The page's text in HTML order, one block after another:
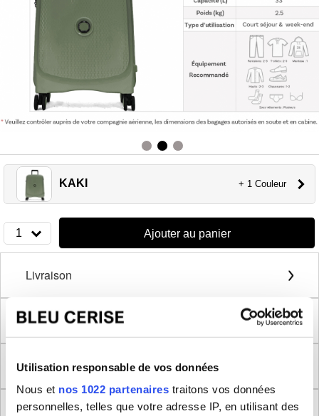
Utilisation responsable de vos données
Nous et nos 1022 partenaires traitons vos données
personnelles, telles que votre adresse IP, en utilisant des
KAKI + 1 Couleur
1 Ajouter au panier
Livraison
Caractéristiques
Détails extérieurs
Détails intérieurs